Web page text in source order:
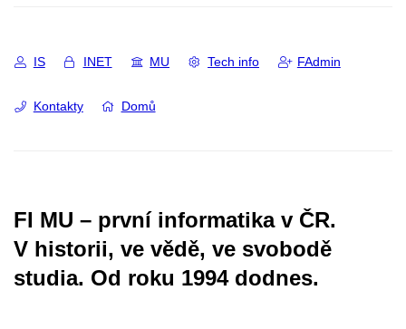
IS INET MU Tech info FAdmin
Kontakty Domů
FI MU – první informatika v ČR.
V historii, ve vědě, ve svobodě
studia. Od roku 1994 dodnes.